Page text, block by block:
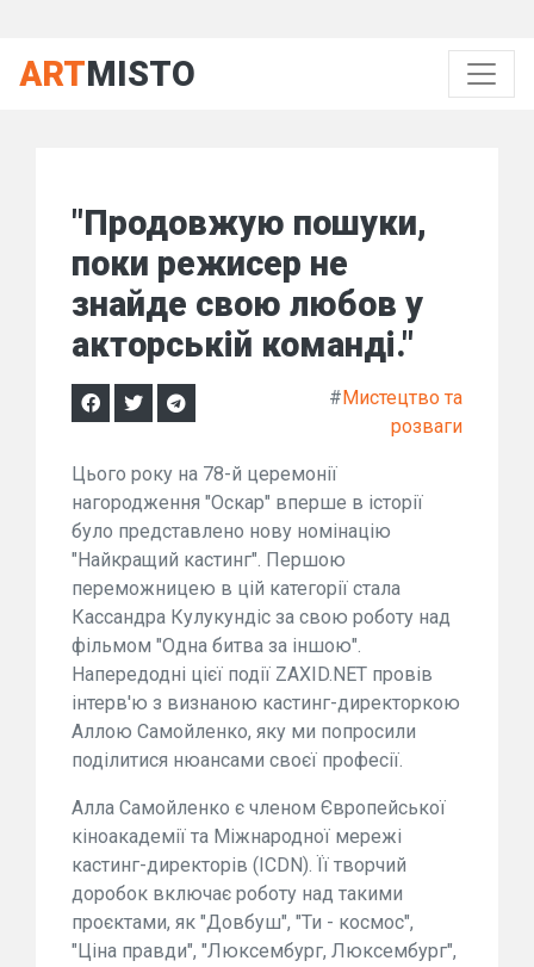
ARTMISTO
"Продовжую пошуки,
поки режисер не
знайде свою любов у
акторській команді."
#Мистецтво та
розваги
Цього року на 78-й церемонії
нагородження "Оскар" вперше в історії
було представлено нову номінацію
"Найкращий кастинг". Першою
переможницею в цій категорії стала
Кассандра Кулукундіс за свою роботу над
фільмом "Одна битва за іншою".
Напередодні цієї події ZAXID.NET провів
інтерв'ю з визнаною кастинг-директоркою
Аллою Самойленко, яку ми попросили
поділитися нюансами своєї професії.
Алла Самойленко є членом Європейської
кіноакадемії та Міжнародної мережі
кастинг-директорів (ICDN). Її творчий
доробок включає роботу над такими
проєктами, як "Довбуш", "Ти - космос",
"Ціна правди", "Люксембург, Люксембург",